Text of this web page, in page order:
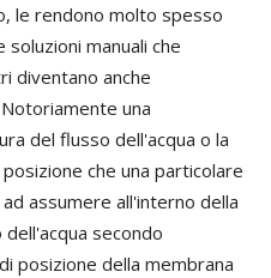
le rendono molto spesso
manuali che
diventano anche
una
del flusso dell'acqua o la
che una particolare
assumere all'interno della
secondo
posizione della membrana